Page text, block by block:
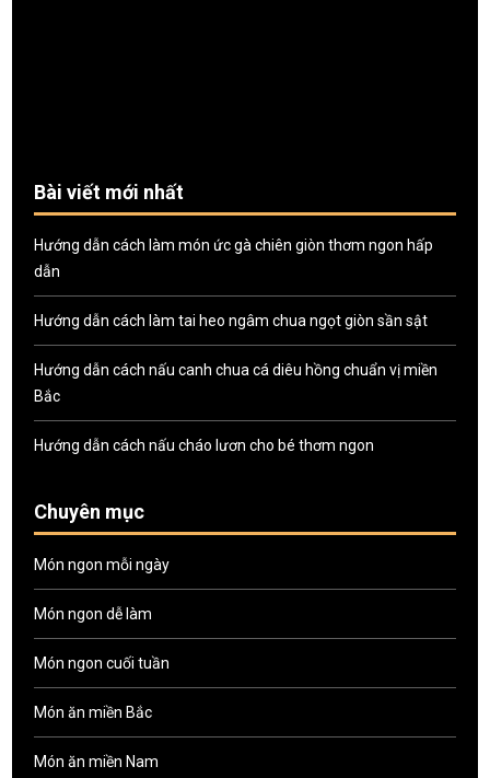
Bài viết mới nhất
Hướng dẫn cách làm món ức gà chiên giòn thơm ngon hấp
dẫn
Hướng dẫn cách làm tai heo ngâm chua ngọt giòn sần sật
Hướng dẫn cách nấu canh chua cá diêu hồng chuẩn vị miền
Bắc
Hướng dẫn cách nấu cháo lươn cho bé thơm ngon
Chuyên mục
Món ngon mỗi ngày
Món ngon dễ làm
Món ngon cuối tuần
Món ăn miền Bắc
Món ăn miền Nam